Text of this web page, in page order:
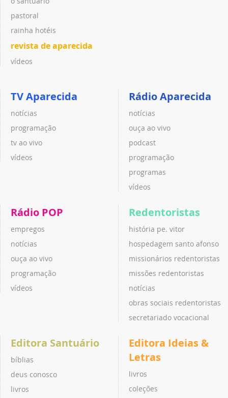
pastoral
rainha hotéis
revista de aparecida
vídeos
TV Aparecida
notícias
programação
tv ao vivo
vídeos
Rádio Aparecida
notícias
ouça ao vivo
podcast
programação
programas
vídeos
Rádio POP
empregos
notícias
ouça ao vivo
programação
vídeos
Redentoristas
história pe. vitor
hospedagem santo afonso
missionários redentoristas
missões redentoristas
notícias
obras sociais redentoristas
secretariado vocacional
Editora Santuário
bíblias
deus conosco
livros
Editora Ideias &
Letras
livros
coleções